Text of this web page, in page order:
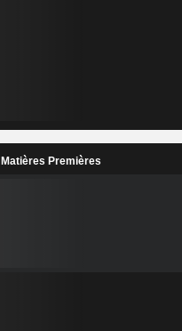
Matières Premières